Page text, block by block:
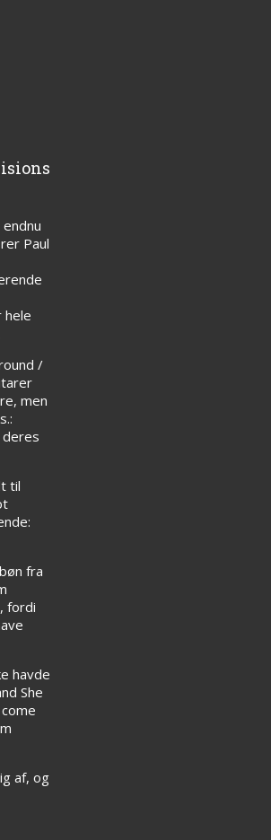
Paul
hele
/
men
til
fra
fordi
havde
She
af, og